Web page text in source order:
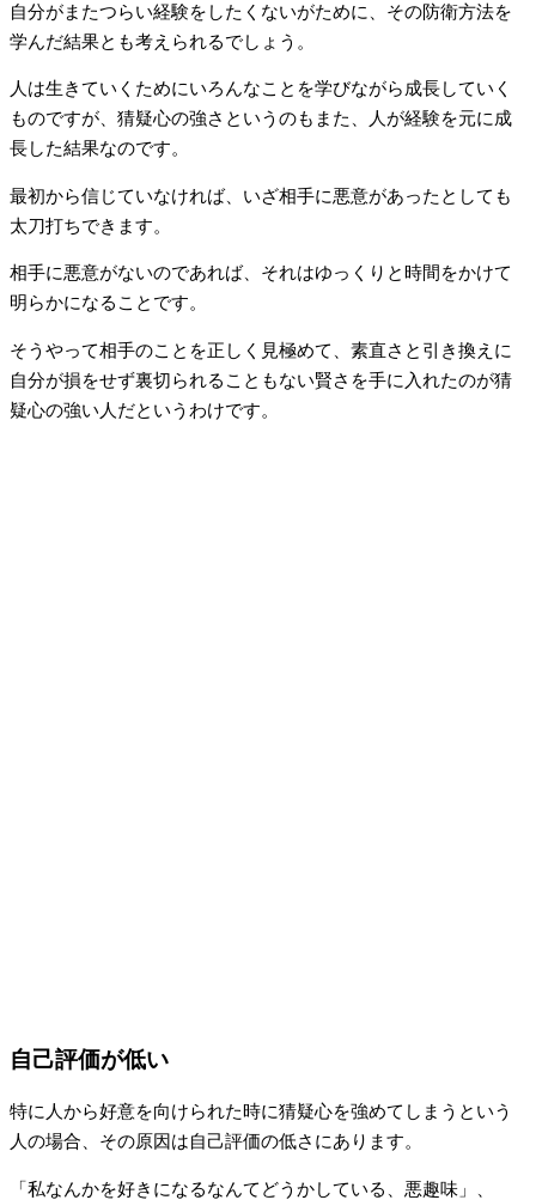
自分がまたつらい経験をしたくないがために、その防衛方法を
学んだ結果とも考えられるでしょう。
人は生きていくためにいろんなことを学びながら成長していく
ものですが、猜疑心の強さというのもまた、人が経験を元に成
長した結果なのです。
最初から信じていなければ、いざ相手に悪意があったとしても
太刀打ちできます。
相手に悪意がないのであれば、それはゆっくりと時間をかけて
明らかになることです。
そうやって相手のことを正しく見極めて、素直さと引き換えに
自分が損をせず裏切られることもない賢さを手に入れたのが猜
疑心の強い人だというわけです。
自己評価が低い
特に人から好意を向けられた時に猜疑心を強めてしまうという
人の場合、その原因は自己評価の低さにあります。
「私なんかを好きになるなんてどうかしている、悪趣味」、